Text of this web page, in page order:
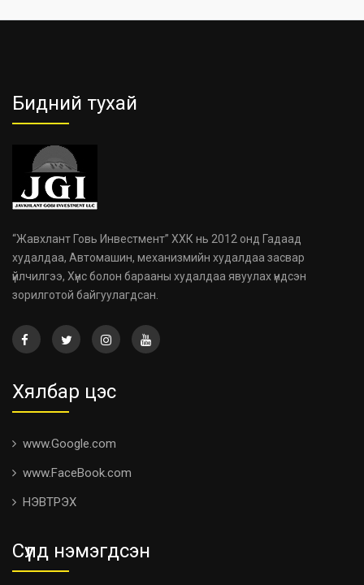
Бидний тухай
“Жавхлант Говь Инвестмент” ХХК нь 2012 онд Гадаад
худалдаа, Автомашин, механизмийн худалдаа засвар
үйлчилгээ, Хүнс болон барааны худалдаа явуулах үндсэн
зорилготой байгуулагдсан.
Хялбар цэс
www.Google.com
www.FaceBook.com
НЭВТРЭХ
Сүүлд нэмэгдсэн